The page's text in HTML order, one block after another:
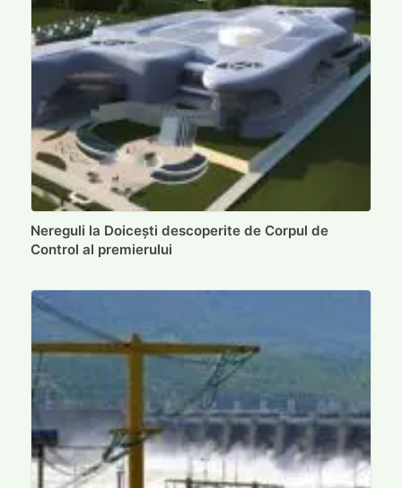
Nereguli la Doicești descoperite de Corpul de
Control al premierului